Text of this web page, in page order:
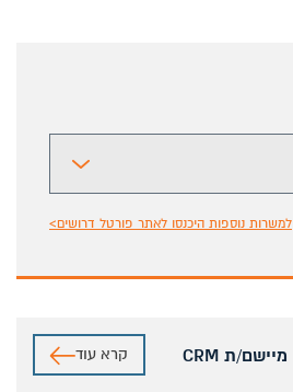
למשרות נוספות היכנסו לאתר פורטל דרושים>
למוסד הטכניון דרוש/ה מיישם/ת CRM
קרא עוד